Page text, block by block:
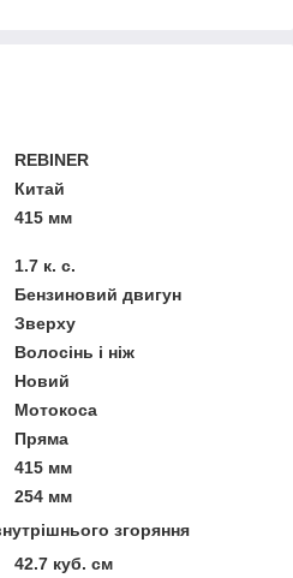
REBINER
Китай
415 мм
1.7 к. с.
Бензиновий двигун
Зверху
Волосінь і ніж
Новий
Мотокоса
Пряма
415 мм
254 мм
згоряння
42.7 куб. см